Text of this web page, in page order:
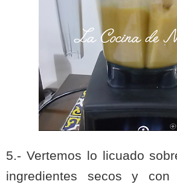
5.- Vertemos lo licuado
ingredientes secos y